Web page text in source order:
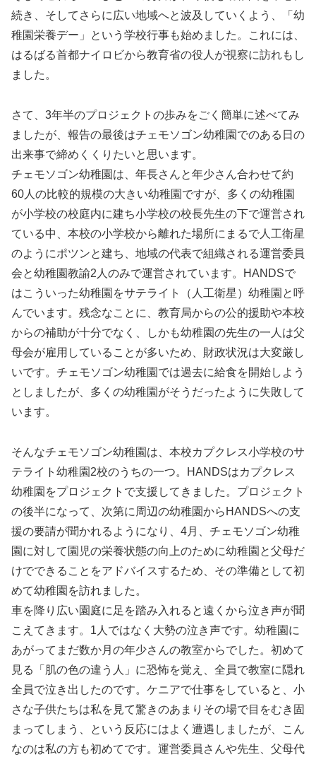
続き、そしてさらに広い地域へと波及していくよう、「幼
稚園栄養デー」という学校行事も始めました。これには、
はるばる首都ナイロビから教育省の役人が視察に訪れもし
ました。
さて、3年半のプロジェクトの歩みをごく簡単に述べてみ
ましたが、報告の最後はチェモソゴン幼稚園でのある日の
出来事で締めくくりたいと思います。
チェモソゴン幼稚園は、年長さんと年少さん合わせて約
60人の比較的規模の大きい幼稚園ですが、多くの幼稚園
が小学校の校庭内に建ち小学校の校長先生の下で運営され
ている中、本校の小学校から離れた場所にまるで人工衛星
のようにポツンと建ち、地域の代表で組織される運営委員
会と幼稚園教諭2人のみで運営されています。HANDSで
はこういった幼稚園をサテライト（人工衛星）幼稚園と呼
んでいます。残念なことに、教育局からの公的援助や本校
からの補助が十分でなく、しかも幼稚園の先生の一人は父
母会が雇用していることが多いため、財政状況は大変厳し
いです。チェモソゴン幼稚園では過去に給食を開始しよう
としましたが、多くの幼稚園がそうだったように失敗して
います。
そんなチェモソゴン幼稚園は、本校カプクレス小学校のサ
テライト幼稚園2校のうちの一つ。HANDSはカプクレス
幼稚園をプロジェクトで支援してきました。プロジェクト
の後半になって、次第に周辺の幼稚園からHANDSへの支
援の要請が聞かれるようになり、4月、チェモソゴン幼稚
園に対して園児の栄養状態の向上のために幼稚園と父母だ
けでできることをアドバイスするため、その準備として初
めて幼稚園を訪れました。
車を降り広い園庭に足を踏み入れると遠くから泣き声が聞
こえてきます。1人ではなく大勢の泣き声です。幼稚園に
あがってまだ数か月の年少さんの教室からでした。初めて
見る「肌の色の違う人」に恐怖を覚え、全員で教室に隠れ
全員で泣き出したのです。ケニアで仕事をしていると、小
さな子供たちは私を見て驚きのあまりその場で目をむき固
まってしまう、という反応にはよく遭遇しましたが、こん
なのは私の方も初めてです。運営委員さんや先生、父母代